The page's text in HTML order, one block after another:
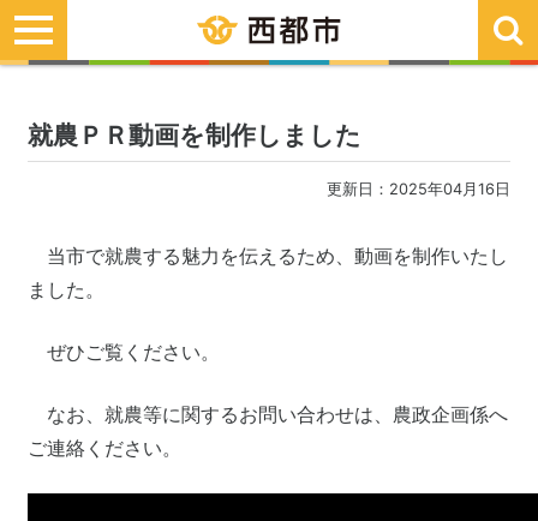
toggle
navigation
就農ＰＲ動画を制作しました
更新日：2025年04月16日
当市で就農する魅力を伝えるため、動画を制作いたし
ました。
ぜひご覧ください。
なお、就農等に関するお問い合わせは、農政企画係へ
ご連絡ください。